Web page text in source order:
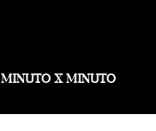
MINUTO X MINUTO